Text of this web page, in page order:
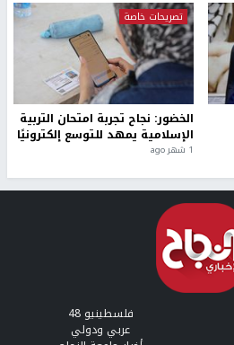
تصريحات خاصة
الخضور: نجاح تجربة امتحان التربية
الإسلامية يمهد للتوسع إلكترونيًا
1 شهر ago
فلسطينيو 48
عربي ودولي